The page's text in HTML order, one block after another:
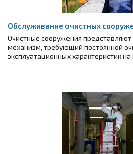
Обслуживание очистных
Очистные сооружения
механизм, требующий постоянной
эксплуатационных характеристик